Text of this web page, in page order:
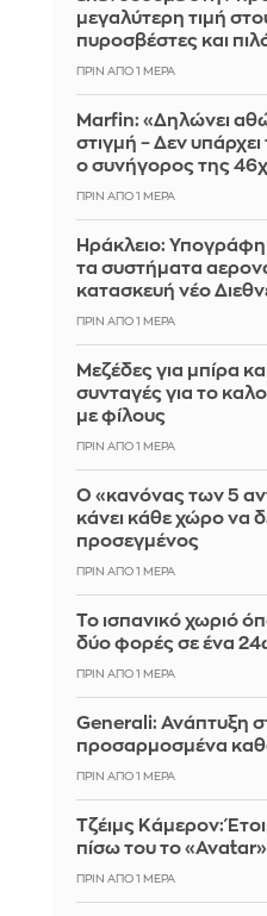
μεγαλύτερη τιμή
πυροσβέστες και
ΠΡΙΝ ΑΠΌ 1 ΜΈΡΑ
Marfin: «Δηλώνει
στιγμή – Δεν
ο συνήγορος της
ΠΡΙΝ ΑΠΌ 1 ΜΈΡΑ
Ηράκλειο:
τα συστήματα
κατασκευή νέο
ΠΡΙΝ ΑΠΌ 1 ΜΈΡΑ
Μεζέδες για μπίρα
συνταγές για το
με φίλους
ΠΡΙΝ ΑΠΌ 1 ΜΈΡΑ
Ο «κανόνας των 5
κάνει κάθε χώρο να
προσεγμένος
ΠΡΙΝ ΑΠΌ 1 ΜΈΡΑ
Το ισπανικό χωριό
δύο φορές σε ένα
ΠΡΙΝ ΑΠΌ 1 ΜΈΡΑ
Generali: Ανάπτυξη
προσαρμοσμένα
ΠΡΙΝ ΑΠΌ 1 ΜΈΡΑ
Τζέιμς Κάμερον:
πίσω του το
ΠΡΙΝ ΑΠΌ 1 ΜΈΡΑ